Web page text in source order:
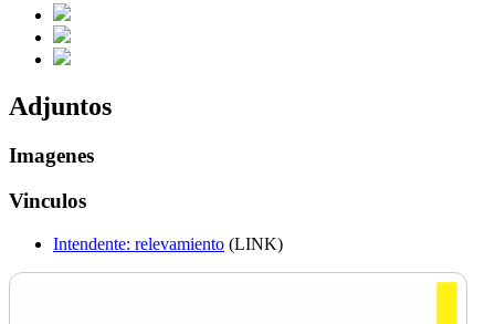
Adjuntos
Imagenes
Vinculos
Intendente: relevamiento (LINK)